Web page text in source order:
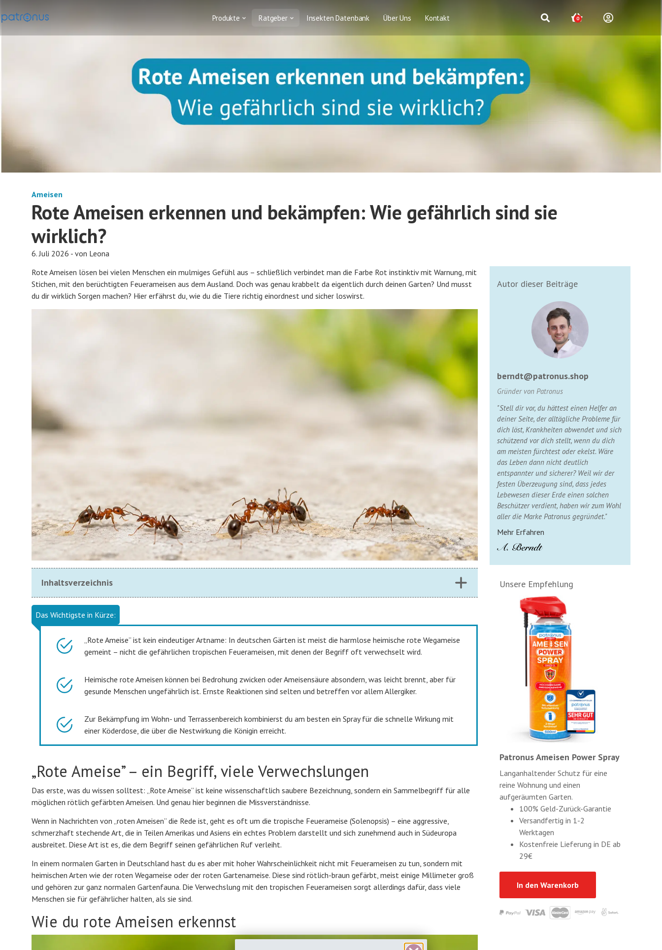
Produkte Ratgeber Insekten Datenbank Über Uns Kontakt 0
Ameisen
Rote Ameisen erkennen und bekämpfen: Wie gefährlich sind sie
wirklich?
6. Juli 2026 - von Leona
Rote Ameisen lösen bei vielen Menschen ein mulmiges Gefühl aus – schließlich verbindet man die Farbe Rot instinktiv mit Warnung, mit
Stichen, mit den berüchtigten Feuerameisen aus dem Ausland. Doch was genau krabbelt da eigentlich durch deinen Garten? Und musst
du dir wirklich Sorgen machen? Hier erfährst du, wie du die Tiere richtig einordnest und sicher loswirst.
Inhaltsverzeichnis
Das Wichtigste in Kürze:
„Rote Ameise” ist kein eindeutiger Artname: In deutschen Gärten ist meist die harmlose heimische rote Wegameise
gemeint – nicht die gefährlichen tropischen Feuerameisen, mit denen der Begriff oft verwechselt wird.
Heimische rote Ameisen können bei Bedrohung zwicken oder Ameisensäure absondern, was leicht brennt, aber für
gesunde Menschen ungefährlich ist. Ernste Reaktionen sind selten und betreffen vor allem Allergiker.
Zur Bekämpfung im Wohn- und Terrassenbereich kombinierst du am besten ein Spray für die schnelle Wirkung mit
einer Köderdose, die über die Nestwirkung die Königin erreicht.
„Rote Ameise” – ein Begriff, viele Verwechslungen
Das erste, was du wissen solltest: „Rote Ameise” ist keine wissenschaftlich saubere Bezeichnung, sondern ein Sammelbegriff für alle
möglichen rötlich gefärbten Ameisen. Und genau hier beginnen die Missverständnisse.
Wenn in Nachrichten von „roten Ameisen” die Rede ist, geht es oft um die tropische Feuerameise (Solenopsis) – eine aggressive,
schmerzhaft stechende Art, die in Teilen Amerikas und Asiens ein echtes Problem darstellt und sich zunehmend auch in Südeuropa
ausbreitet. Diese Art ist es, die dem Begriff seinen gefährlichen Ruf verleiht.
In einem normalen Garten in Deutschland hast du es aber mit hoher Wahrscheinlichkeit nicht mit Feuerameisen zu tun, sondern mit
heimischen Arten wie der roten Wegameise oder der roten Gartenameise. Diese sind rötlich-braun gefärbt, meist einige Millimeter groß
und gehören zur ganz normalen Gartenfauna. Die Verwechslung mit den tropischen Feuerameisen sorgt allerdings dafür, dass viele
Menschen sie für gefährlicher halten, als sie sind.
Wie du rote Ameisen erkennst
Autor dieser Beiträge
berndt@patronus.shop
Gründer von Patronus
"Stell dir vor, du hättest einen Helfer an
deiner Seite, der alltägliche Probleme für
dich löst, Krankheiten abwendet und sich
schützend vor dich stellt, wenn du dich
am meisten fürchtest oder ekelst. Wäre
das Leben dann nicht deutlich
entspannter und sicherer? Weil wir der
festen Überzeugung sind, dass jedes
Lebewesen dieser Erde einen solchen
Beschützer verdient, haben wir zum Wohl
aller die Marke Patronus gegründet."
Mehr Erfahren
Unsere Empfehlung
Patronus Ameisen Power Spray
Langanhaltender Schutz für eine
reine Wohnung und einen
aufgeräumten Garten.
100% Geld-Zurück-Garantie
Versandfertig in 1-2
Werktagen
Kostenfreie Lieferung in DE ab
29€
In den Warenkorb